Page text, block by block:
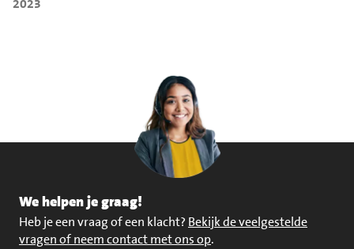
2023
We helpen je graag!
Heb je een vraag of een klacht? Bekijk de veelgestelde
vragen of neem contact met ons op.